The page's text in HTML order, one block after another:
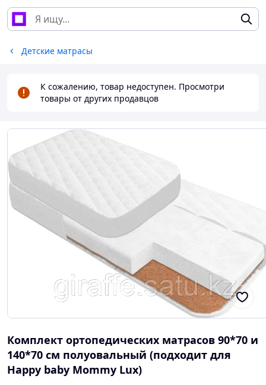
Детские матрасы
К сожалению, товар недоступен. Просмотри
товары от других продавцов
Комплект ортопедических матрасов 90*70 и
140*70 см полуовальный (подходит для
Happy baby Mommy Lux)